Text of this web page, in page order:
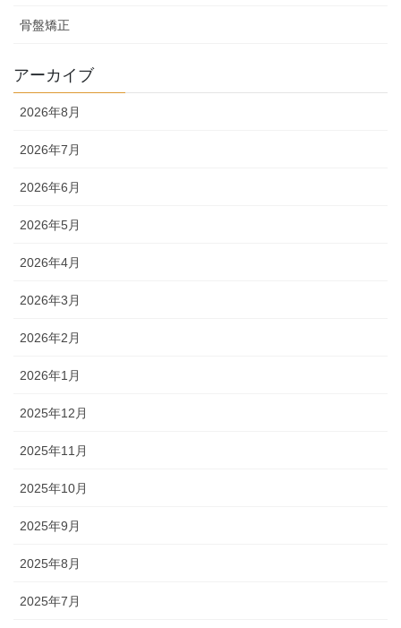
骨盤矯正
アーカイブ
2026年8月
2026年7月
2026年6月
2026年5月
2026年4月
2026年3月
2026年2月
2026年1月
2025年12月
2025年11月
2025年10月
2025年9月
2025年8月
2025年7月